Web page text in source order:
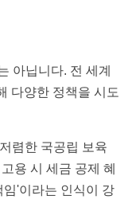
아닙니다. 전 세계
다양한 정책을 시도
렴한 국공립 보육
용 시 세금 공제 혜
'이라는 인식이 강